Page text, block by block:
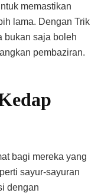
memastikan
lama. Dengan Trik
bukan saja boleh
pembaziran.
bagi mereka yang
sayur-sayuran
dengan